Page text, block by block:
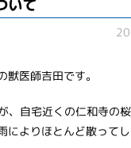
いて
獣医師吉田です。
、自宅近くの仁和寺の
によりほとんど散ってし